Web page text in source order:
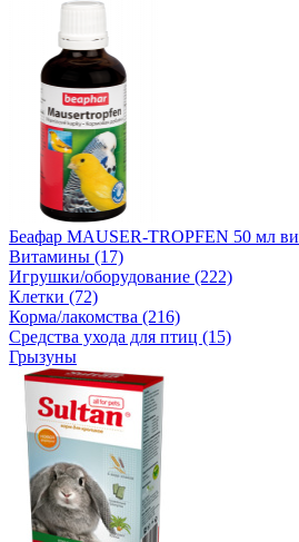
Беафар MAUSER-TROPFEN 50 мл
Витамины (17)
Игрушки/оборудование (222)
Клетки (72)
Корма/лакомства (216)
Средства ухода для птиц (15)
Грызуны